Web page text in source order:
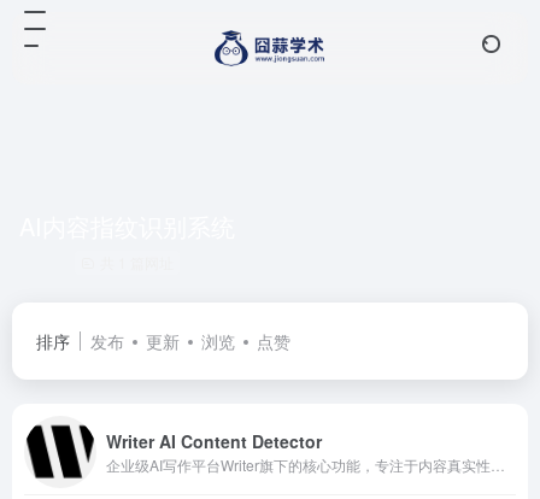
排序 发布 更新 浏览 点赞
Writer AI Content Detector